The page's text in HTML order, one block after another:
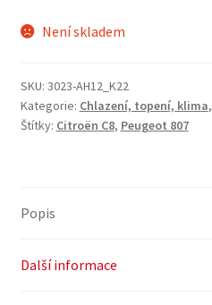
Není skladem
SKU: 3023-AH12_K22
Kategorie: Chlazení, topení, klima,
Štítky: Citroën C8, Peugeot 807
Popis
Další informace